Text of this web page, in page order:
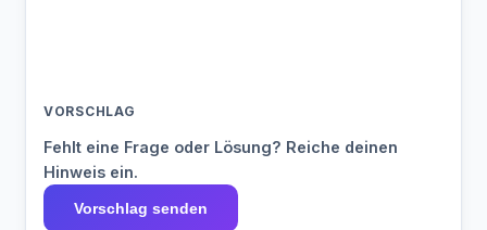
VORSCHLAG
Fehlt eine Frage oder Lösung? Reiche deinen
Hinweis ein.
Vorschlag senden